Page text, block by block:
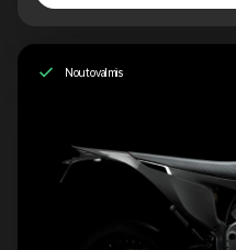
Noutovalmis